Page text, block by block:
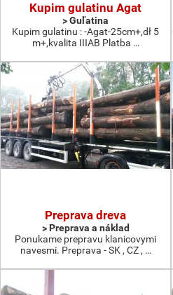
Kupim gulatinu Agat
> Guľatina
Kupim gulatinu : -Agat-25cm+,dł 5
m+,kvalita IIIAB Platba …
Preprava dreva
> Preprava a náklad
Ponukame prepravu klanicovymi
navesmi. Preprava - SK , CZ , …